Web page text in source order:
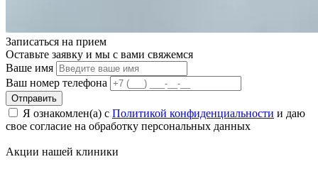
Записаться на прием
Оставьте заявку и мы с вами свяжемся
Ваше имя
Ваш номер телефона
Отправить
Я ознакомлен(а) с Политикой конфиденциальности и даю
свое cогласие на обработку персональных данных
Акции нашей клиники